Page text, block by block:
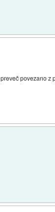
povezano